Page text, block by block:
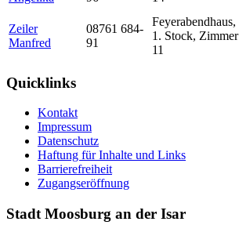
Zeiler
Manfred
08761 684-
91
Feyerabendhaus,
1. Stock, Zimmer
11
Quicklinks
Kontakt
Impressum
Datenschutz
Haftung für Inhalte und Links
Barrierefreiheit
Zugangseröffnung
Stadt Moosburg an der Isar